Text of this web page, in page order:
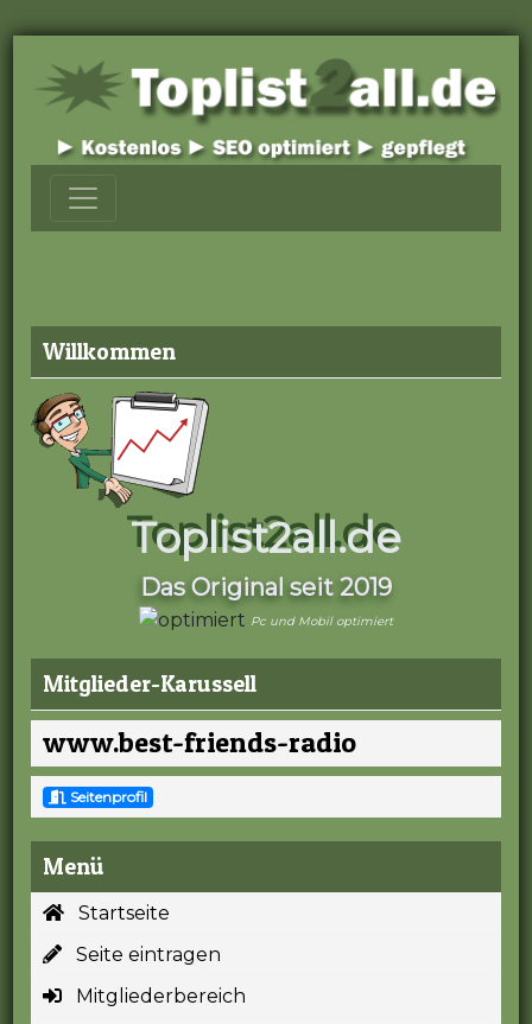
Willkommen
Toplist2all.de
Das Original seit 2019
Pc und Mobil optimiert
Mitglieder-Karussell
www.best-friends-radio
Seitenprofil
Menü
Startseite
Seite eintragen
Mitgliederbereich